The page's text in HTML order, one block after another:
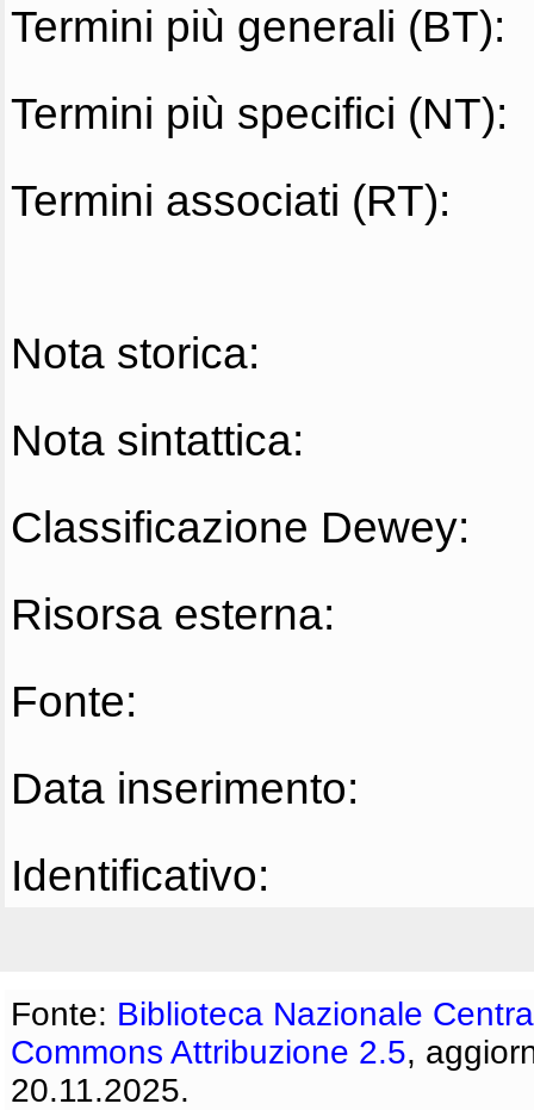
Termini più generali (BT):
Termini più specifici (NT):
Termini associati (RT):
Nota storica:
Nota sintattica:
Classificazione Dewey:
Risorsa esterna:
Fonte:
Data inserimento:
Identificativo:
Fonte: Biblioteca Nazionale
Commons Attribuzione 2.5,
20.11.2025.